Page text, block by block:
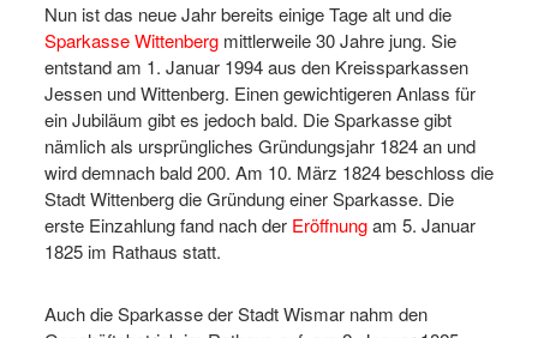
Nun ist das neue Jahr bereits einige Tage alt und die
Sparkasse Wittenberg mittlerweile 30 Jahre jung. Sie
entstand am 1. Januar 1994 aus den Kreissparkassen
Jessen und Wittenberg. Einen gewichtigeren Anlass für
ein Jubiläum gibt es jedoch bald. Die Sparkasse gibt
nämlich als ursprüngliches Gründungsjahr 1824 an und
wird demnach bald 200. Am 10. März 1824 beschloss die
Stadt Wittenberg die Gründung einer Sparkasse. Die
erste Einzahlung fand nach der Eröffnungam 5. Januar
1825 im Rathaus statt.
Auch die Sparkasse der Stadt Wismar nahm den